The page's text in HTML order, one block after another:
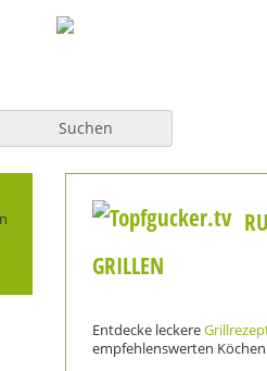
Suchen
GRILLEN
Entdecke leckere
empfehlenswerten